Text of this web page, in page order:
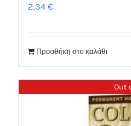
2,34 €
Προσθήκη στο καλάθι
Out